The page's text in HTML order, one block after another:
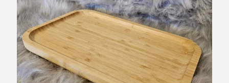
auf
der
Produktseite
gewählt
werden